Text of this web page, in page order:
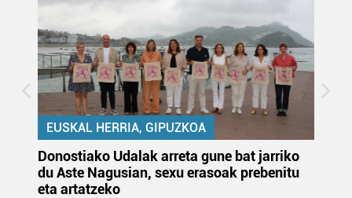
EUSKAL HERRIA, GIPUZKOA
Donostiako Udalak arreta gune bat jarriko
du Aste Nagusian, sexu erasoak prebenitu
eta artatzeko